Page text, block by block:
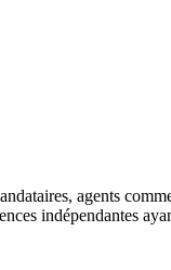
agents
indépendantes